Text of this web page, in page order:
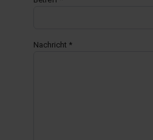
Nachricht *